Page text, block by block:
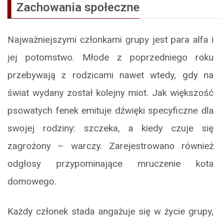
Zachowania społeczne
Najważniejszymi członkami grupy jest para alfa i
jej potomstwo. Młode z poprzedniego roku
przebywają z rodzicami nawet wtedy, gdy na
świat wydany został kolejny miot. Jak większość
psowatych fenek emituje dźwięki specyficzne dla
swojej rodziny: szczeka, a kiedy czuje się
zagrożony – warczy. Zarejestrowano również
odgłosy przypominające mruczenie kota
domowego.
Każdy członek stada angażuje się w życie grupy,